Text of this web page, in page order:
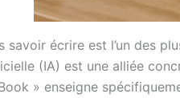
savoir écrire est l’un des
(IA) est une alliée
» enseigne